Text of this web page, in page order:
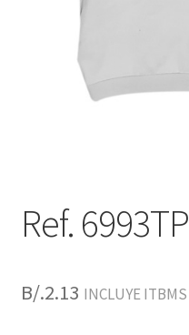
Ref. 6993TP
B/.2.13 INCLUYE ITBMS